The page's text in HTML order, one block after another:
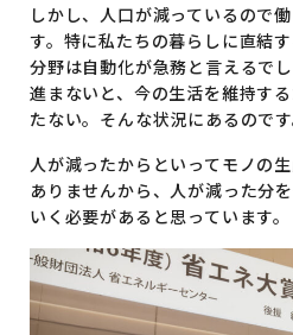
しかし、人口が減っているので
す。特に私たちの暮らしに直結
分野は自動化が急務と言えるで
進まないと、今の生活を維持す
たない。そんな状況にあるのです
人が減ったからといってモノの
ありませんから、人が減った分
いく必要があると思っています。